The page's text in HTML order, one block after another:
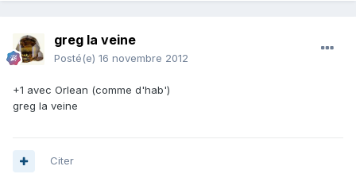
greg la veine
Posté(e) 16 novembre 2012
+1 avec Orlean (comme d'hab')
greg la veine
Citer